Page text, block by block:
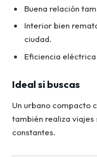
Buena relación
Interior bien
ciudad.
Eficiencia
Ideal si buscas
Un urbano compacto
también realiza viajes
constantes.